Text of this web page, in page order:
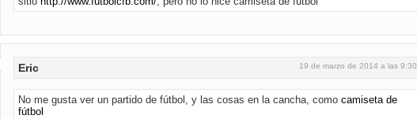
Eric 19 de marzo de 2014 a las 9:30
No me gusta ver un partido de fútbol, y las cosas en la cancha, como camiseta de
fútbol